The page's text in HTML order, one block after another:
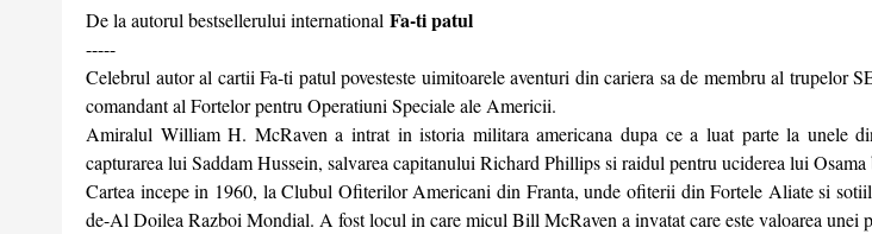
De la autorul bestsellerului international Fa-ti patul
-----
Celebrul autor al cartii Fa-ti patul povesteste uimitoarele aventuri din cariera sa de membru al trupelor
comandant al Fortelor pentru Operatiuni Speciale ale Americii.
Amiralul William H. McRaven a intrat in istoria militara americana dupa ce a luat parte la unele
capturarea lui Saddam Hussein, salvarea capitanului Richard Phillips si raidul pentru uciderea lui
Cartea incepe in 1960, la Clubul Ofiterilor Americani din Franta, unde ofiterii din Fortele Aliate si
de-Al Doilea Razboi Mondial. A fost locul in care micul Bill McRaven a invatat care este valoarea unei